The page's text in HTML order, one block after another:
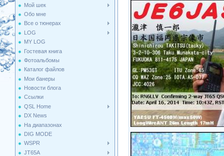
Мой шек
Обо мне
Все о тюнерах
LOG
MY LOG
Гостевая книга
Фотоальбомы
Каталог файлов
Мои банеры
Новости блога
Ссылки
QSL Home
DX News
На диапазонах
DIG MODE
WSPR
JT65A